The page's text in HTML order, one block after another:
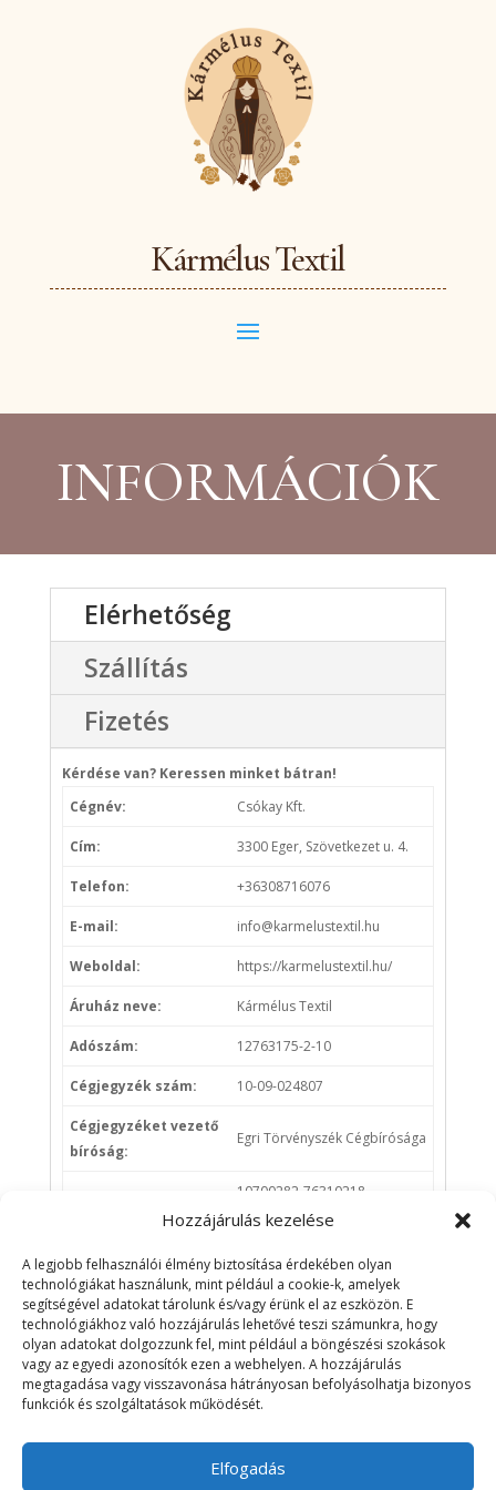
Hozzájárulás kezelése
A legjobb felhasználói élmény biztosítása érdekében olyan
technológiákat használunk, mint például a cookie-k, amelyek
segítségével adatokat tárolunk és/vagy érünk el az eszközön. E
technológiákhoz való hozzájárulás lehetővé teszi számunkra, hogy
olyan adatokat dolgozzunk fel, mint például a böngészési szokások
vagy az egyedi azonosítók ezen a webhelyen. A hozzájárulás
megtagadása vagy visszavonása hátrányosan befolyásolhatja bizonyos
funkciók és szolgáltatások működését.
Elfogadás
Kármélus Textil
INFORMÁCIÓK
Elérhetőség
Szállítás
Fizetés
Kérdése van? Keressen minket bátran!
Cégnév:
Csókay Kft.
Cím: 3300 Eger, Szövetkezet u. 4.
Telefon: +36308716076
E-mail: info@karmelustextil.hu
Weboldal: https://karmelustextil.hu/
Áruház neve: Kármélus Textil
Adószám: 12763175-2-10
Cégjegyzék szám: 10-09-024807
Cégjegyzéket vezető
bíróság:
Egri Törvényszék Cégbírósága
10700282-76310218-
51100005 (CIB Bank)
Kapcsolattartó neve: Csókay Tímea
Kapcsolattartó
telefonszáma:
+36308716076
Kapcsolattartó e-
mail címe:
info@karmelustextil.hu